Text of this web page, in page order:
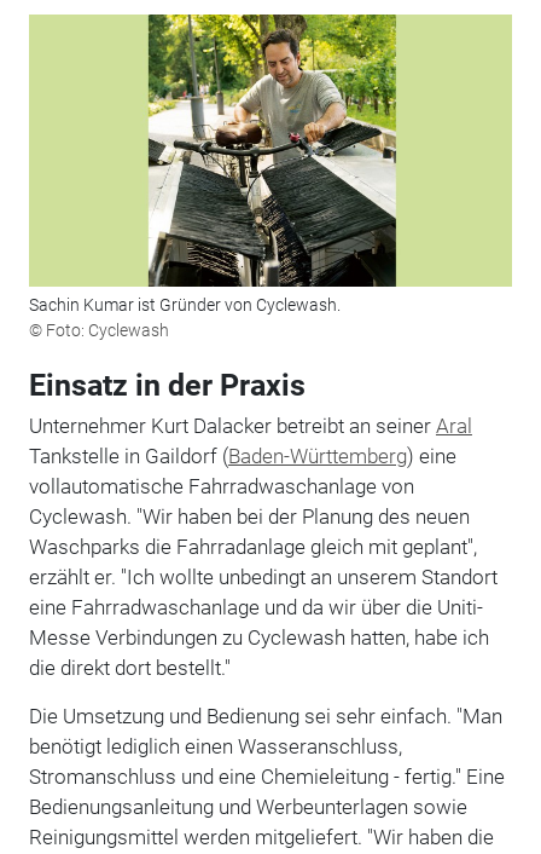
Sachin Kumar ist Gründer von Cyclewash.
© Foto: Cyclewash
Einsatz in der Praxis
Unternehmer Kurt Dalacker betreibt an seiner Aral
Tankstelle in Gaildorf (Baden-Württemberg) eine
vollautomatische Fahrradwaschanlage von
Cyclewash. "Wir haben bei der Planung des neuen
Waschparks die Fahrradanlage gleich mit geplant",
erzählt er. "Ich wollte unbedingt an unserem Standort
eine Fahrradwaschanlage und da wir über die Uniti-
Messe Verbindungen zu Cyclewash hatten, habe ich
die direkt dort bestellt."
Die Umsetzung und Bedienung sei sehr einfach. "Man
benötigt lediglich einen Wasseranschluss,
Stromanschluss und eine Chemieleitung - fertig." Eine
Bedienungsanleitung und Werbeunterlagen sowie
Reinigungsmittel werden mitgeliefert. "Wir haben die